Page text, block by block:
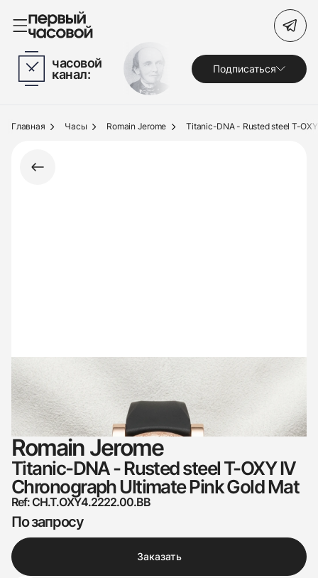
Часы
Украшения
Под заказ
Поиск по сайту
часовой
канал: Подписаться
Главная Часы Romain Jerome Titanic-DNA - Rusted steel T-
Romain Jerome
Titanic-DNA - Rusted steel T-OXY IV
Chronograph Ultimate Pink Gold Mat
Ref: CH.T.OXY4.2222.00.BB
По запросу
Заказать